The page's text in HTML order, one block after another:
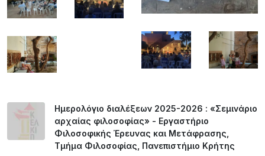
Hμερολόγιο διαλέξεων 2025-2026 : «Σεμινάριο
αρχαίας φιλοσοφίας» - Εργαστήριο
Φιλοσοφικής Έρευνας και Μετάφρασης,
Τμήμα Φιλοσοφίας, Πανεπιστήμιο Κρήτης